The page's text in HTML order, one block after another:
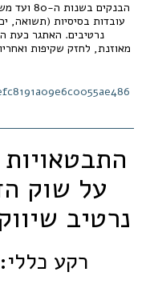
הבנקים
עובדות בסיסיות (תשואה,
נרטיבים. האתגר כעת
מאוזנת, לחזק שקיפות
על שוק
נרטיב
רקע